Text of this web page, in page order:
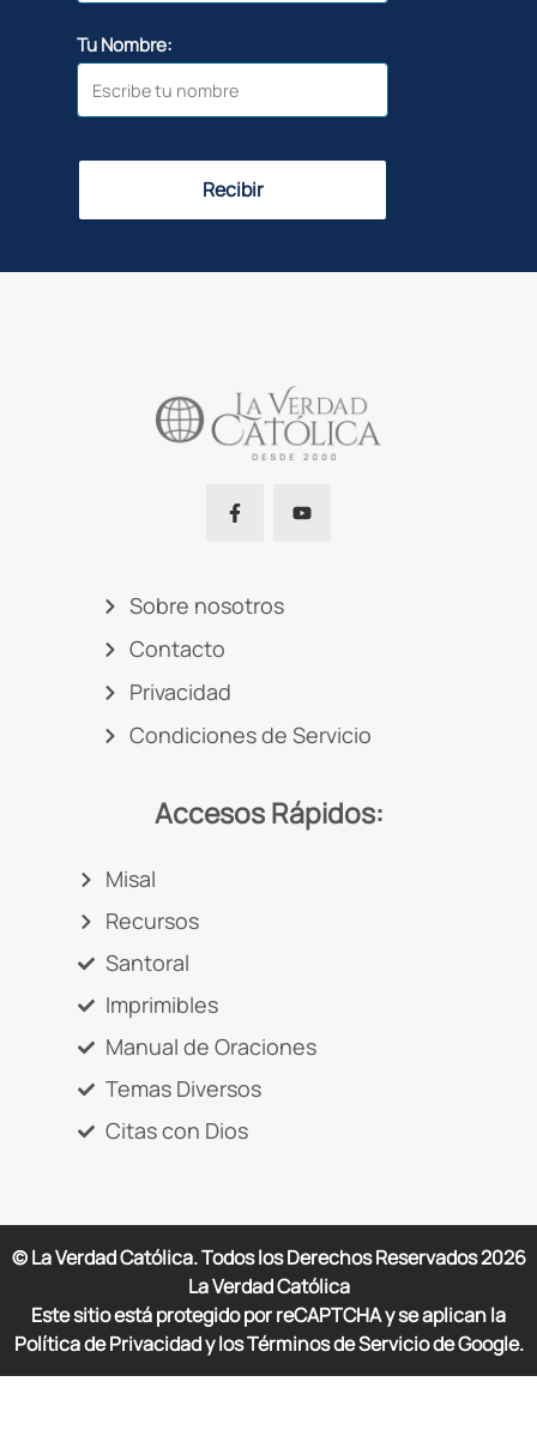
Tu Nombre:
Recibir
Sobre nosotros
Contacto
Privacidad
Condiciones de Servicio
Accesos Rápidos:
Misal
Recursos
Santoral
Imprimibles
Manual de Oraciones
Temas Diversos
Citas con Dios
© La Verdad Católica. Todos los Derechos Reservados2026
La Verdad Católica
Este sitio está protegido por reCAPTCHA y se aplican la
Política de Privacidad y los Términos de Servicio de Google.